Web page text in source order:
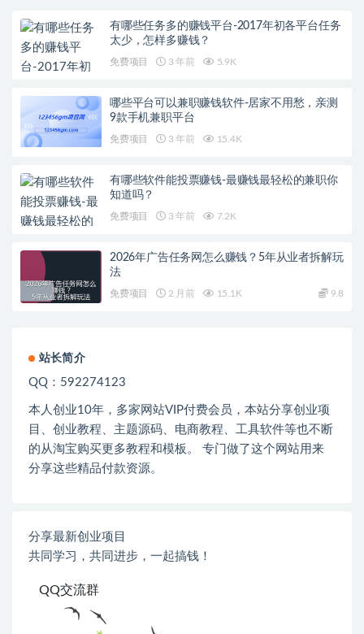
有哪些任务多的赚钱平台-2017年初各平台任务
太少，怎样多赚钱？
免费项目 3 年前 5.9K
哪些平台可以兼职赚钱软件-居家不用愁，亲测
9款手机兼职平台
免费项目 3 年前 15.4K
有哪些软件能投票赚钱-最赚钱最轻松的兼职你
知道吗？
免费项目 3 年前 7.2K
2026年广告任务网怎么赚钱？5年从业者拆解玩
法
免费项目 2 月前 15.1K 9.8
站长简介
QQ：592274123
本人创业10年，多家网站VIP付费会员，本站分享创业项
目、创业教程、主题源码、电商教程、工具软件等也不断
的从淘宝购买更多教程和模板。 专门做了这个网站用来
分享这些精品付款资源。
分享最新创业项目
共同学习，共同进步，一起搞钱！
QQ交流群